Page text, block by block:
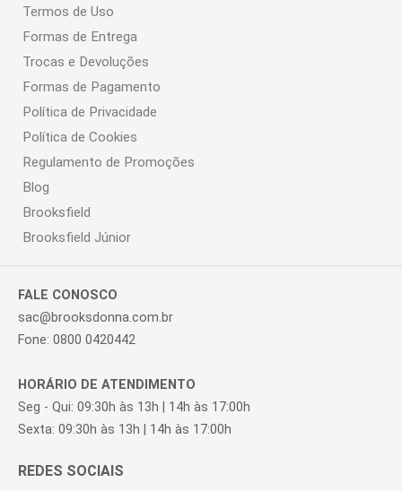
Termos de Uso
Formas de Entrega
Trocas e Devoluções
Formas de Pagamento
Política de Privacidade
Política de Cookies
Regulamento de Promoções
Blog
Brooksfield
Brooksfield Júnior
FALE CONOSCO
sac@brooksdonna.com.br
Fone: 0800 0420442
HORÁRIO DE ATENDIMENTO
Seg - Qui: 09:30h às 13h | 14h às 17:00h
Sexta: 09:30h às 13h | 14h às 17:00h